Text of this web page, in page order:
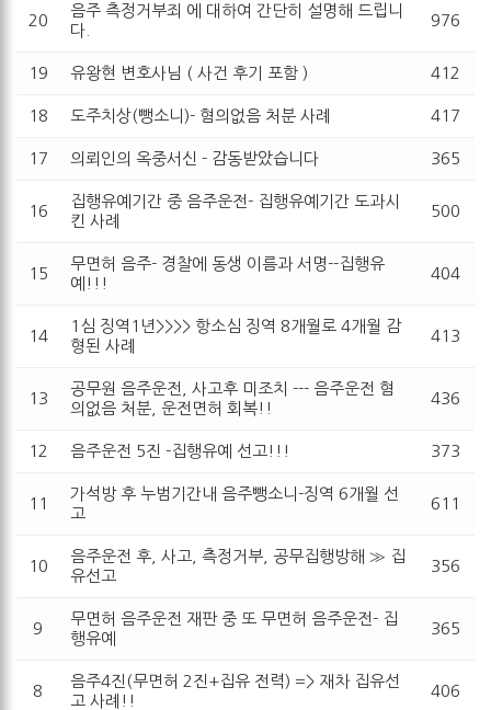
20
음주 측정거부죄 에 대하여 간단히 설명해 드립니
다.
976
19 유왕현 변호사님 ( 사건 후기 포함 ) 412
18 도주치상(뺑소니)- 혐의없음 처분 사례 417
17 의뢰인의 옥중서신 - 감동받았습니다 365
16
집행유예기간 중 음주운전- 집행유예기간 도과시
킨 사례
500
15
무면허 음주- 경찰에 동생 이름과 서명--집행유
예!!!
404
14
1심 징역1년>>>> 항소심 징역 8개월로 4개월 감
형된 사례
413
13
공무원 음주운전, 사고후 미조치 --- 음주운전 혐
의없음 처분, 운전면허 회복!!
436
12 음주운전 5진 -집행유예 선고!!! 373
11
가석방 후 누범기간내 음주뺑소니-징역 6개월 선
고
611
10
음주운전 후, 사고, 측정거부, 공무집행방해 ≫ 집
유선고
356
9
무면허 음주운전 재판 중 또 무면허 음주운전- 집
행유예
365
8
음주4진(무면허 2진+집유 전력) => 재차 집유선
고 사례!!
406